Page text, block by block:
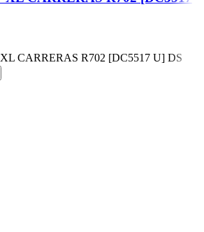
CARRERAS R702 [DC5517 U] DS